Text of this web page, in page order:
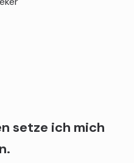
setze ich mich